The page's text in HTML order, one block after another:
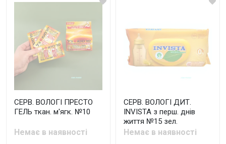
СЕРВ. ВОЛОГІ ПРЕСТО
ГЕЛЬ ткан. м'ягк. №10
Немає в наявності
СЕРВ. ВОЛОГІ ДИТ.
INVISTA з перш. днів
життя №15 зел.
Немає в наявності